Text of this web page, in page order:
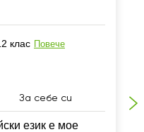
клас Повече
За себе си
език е мое